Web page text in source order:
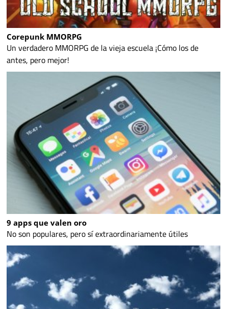
Corepunk MMORPG
Un verdadero MMORPG de la vieja escuela ¡Cómo los de
antes, pero mejor!
9 apps que valen oro
No son populares, pero sí extraordinariamente útiles